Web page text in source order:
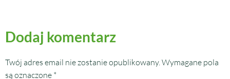
Dodaj komentarz
Twój adres email nie zostanie opublikowany. Wymagane pola
są oznaczone *